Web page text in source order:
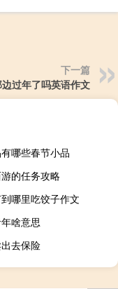
下一篇
过年了吗英语作文
哪些春节小品
的任务攻略
哪里吃饺子作文
啥意思
去保险